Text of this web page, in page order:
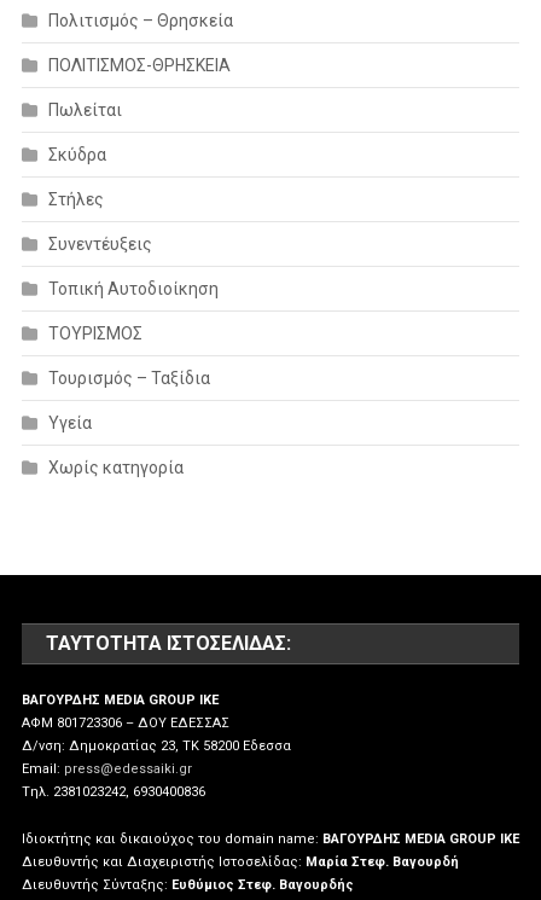
Πολιτισμός – Θρησκεία
ΠΟΛΙΤΙΣΜΟΣ-ΘΡΗΣΚΕΙΑ
Πωλείται
Σκύδρα
Στήλες
Συνεντέυξεις
Τοπική Αυτοδιοίκηση
ΤΟΥΡΙΣΜΟΣ
Τουρισμός – Ταξίδια
Υγεία
Χωρίς κατηγορία
ΤΑΥΤΌΤΗΤΑ ΙΣΤΟΣΕΛΊΔΑΣ:
ΒΑΓΟΥΡΔΗΣ MEDIA GROUP IKE
ΑΦΜ 801723306 – ΔΟΥ ΕΔΕΣΣΑΣ
Δ/νση: Δημοκρατίας 23, ΤΚ 58200 Εδεσσα
Email: press@edessaiki.gr
Tηλ. 2381023242, 6930400836
Ιδιοκτήτης και δικαιούχος του domain name: ΒΑΓΟΥΡΔΗΣ MEDIA GROUP IKE
Διευθυντής και Διαχειριστής Ιστοσελίδας: Μαρία Στεφ. Βαγουρδή
Διευθυντής Σύνταξης: Ευθύμιος Στεφ. Βαγουρδής